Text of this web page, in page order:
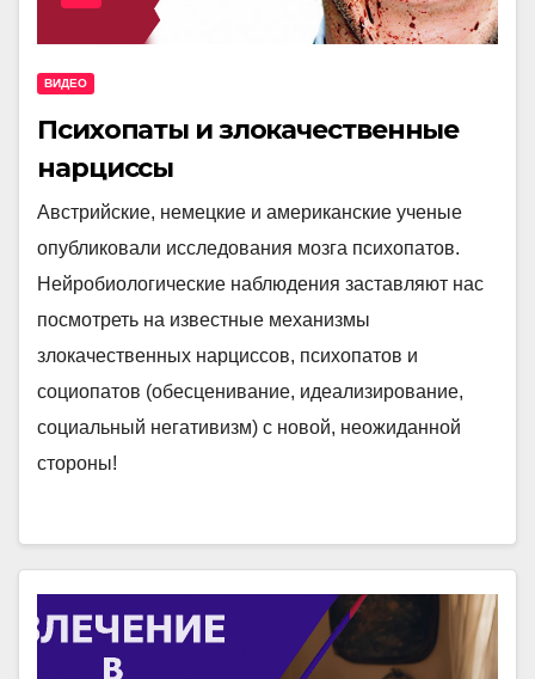
ВИДЕО
Психопаты и злокачественные
нарциссы
Австрийские, немецкие и американские ученые
опубликовали исследования мозга психопатов.
Нейробиологические наблюдения заставляют нас
посмотреть на известные механизмы
злокачественных нарциссов, психопатов и
социопатов (обесценивание, идеализирование,
социальный негативизм) с новой, неожиданной
стороны!